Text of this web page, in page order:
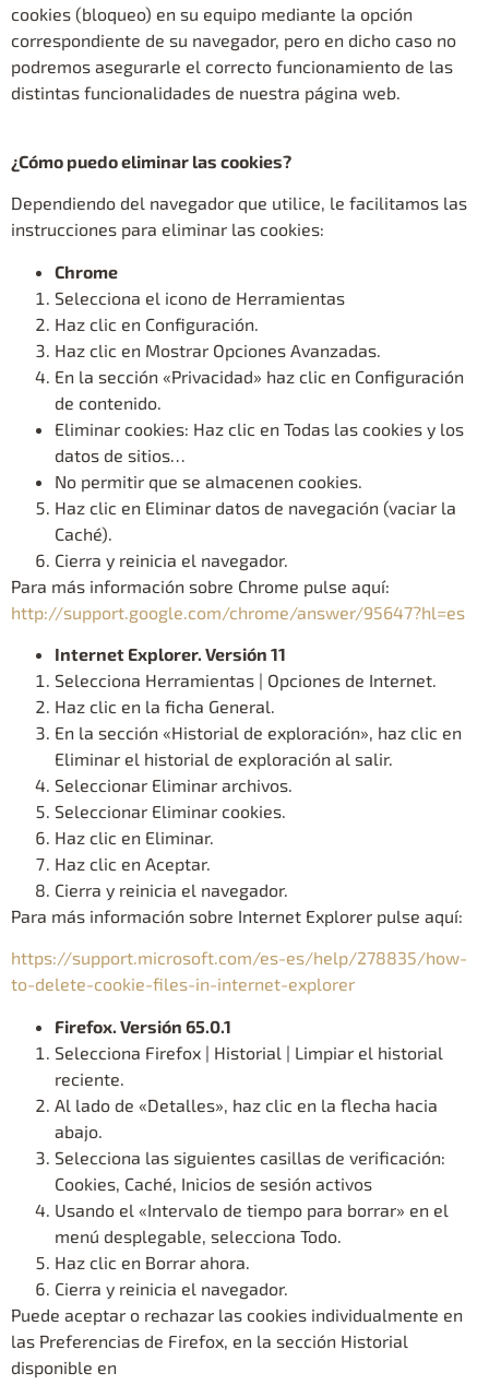
cookies (bloqueo) en su equipo mediante la opción
correspondiente de su navegador, pero en dicho caso no
podremos asegurarle el correcto funcionamiento de las
distintas funcionalidades de nuestra página web.
¿Cómo puedo eliminar las cookies?
Dependiendo del navegador que utilice, le facilitamos las
instrucciones para eliminar las cookies:
Chrome
Selecciona el icono de Herramientas
Haz clic en Configuración.
Haz clic en Mostrar Opciones Avanzadas.
En la sección «Privacidad» haz clic en Configuración
de contenido.
Eliminar cookies: Haz clic en Todas las cookies y los
datos de sitios…
No permitir que se almacenen cookies.
Haz clic en Eliminar datos de navegación (vaciar la
Caché).
Cierra y reinicia el navegador.
Para más información sobre Chrome pulse aquí:
http://support.google.com/chrome/answer/95647?hl=es
Internet Explorer. Versión 11
Selecciona Herramientas | Opciones de Internet.
Haz clic en la ficha General.
En la sección «Historial de exploración», haz clic en
Eliminar el historial de exploración al salir.
Seleccionar Eliminar archivos.
Seleccionar Eliminar cookies.
Haz clic en Eliminar.
Haz clic en Aceptar.
Cierra y reinicia el navegador.
Para más información sobre Internet Explorer pulse aquí:
https://support.microsoft.com/es-es/help/278835/how-
to-delete-cookie-files-in-internet-explorer
Firefox. Versión 65.0.1
Selecciona Firefox | Historial | Limpiar el historial
reciente.
Al lado de «Detalles», haz clic en la flecha hacia
abajo.
Selecciona las siguientes casillas de verificación:
Cookies, Caché, Inicios de sesión activos
Usando el «Intervalo de tiempo para borrar» en el
menú desplegable, selecciona Todo.
Haz clic en Borrar ahora.
Cierra y reinicia el navegador.
Puede aceptar o rechazar las cookies individualmente en
las Preferencias de Firefox, en la sección Historial
disponible en